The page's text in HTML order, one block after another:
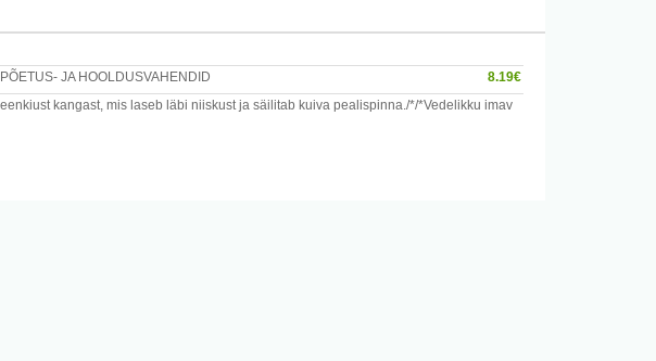
PÕETUS- JA HOOLDUSVAHENDID
8.19€
kangast, mis laseb läbi niiskust ja säilitab kuiva pealispinna./*/*Vedelikku imav